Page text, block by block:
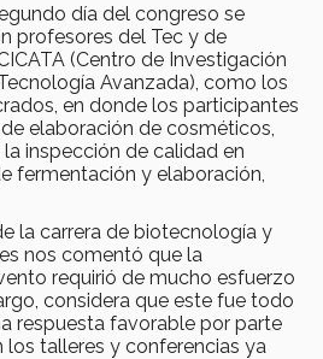
día del congreso se
profesores del Tec y de
(Centro de Investigación
Avanzada), como los
en donde los participantes
elaboración de cosméticos,
inspección de calidad en
fermentación y elaboración,
la carrera de biotecnología y
nos comentó que la
requirió de mucho esfuerzo
considera que este fue todo
respuesta favorable por parte
talleres y conferencias ya